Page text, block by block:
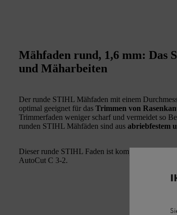
Mähfaden rund, 1,6 mm:
und Mäharbeiten
Der runde STIHL Mähfaden mit einem
optimal geeignet für das Trimmen von
Trimmerfaden weniger scharf und vermeidet so
runden STIHL Mähfäden sind aus abriebfestem
Dieser runde STIHL Faden ist kompatibel zu
AutoCut C 3-2.